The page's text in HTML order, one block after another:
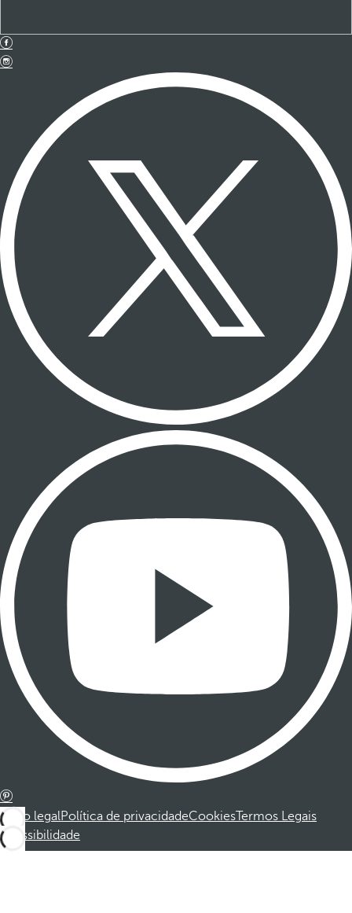
Aviso legalPolítica de privacidadeCookies Termos Legais
Acessibilidade